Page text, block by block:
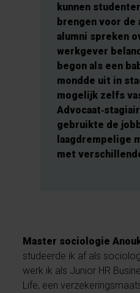
kunnen
brengen voor
alumni spreken
werkgever
begon als een
mondde uit in
mogelijk zelfs
gebruikte de
laagdrempelige
met
Master sociologie
studeerde ik af als
werk ik als Junior HR
Life, een